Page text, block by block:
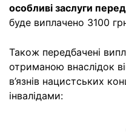
особливі заслуги
буде виплачено 3100
Також передбачені
отриманою внаслідок
в’язнів нацистських
інвалідами: